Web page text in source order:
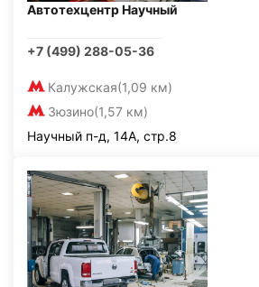
Автотехцентр Научный
+7 (499) 288-05-36
Калужская(1,09 км)
Зюзино(1,57 км)
Научный п-д, 14А, стр.8